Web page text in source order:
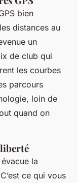
bien
distances au
un
de club qui
les courbes
parcours
loin de
quand on
la
ce qui vous